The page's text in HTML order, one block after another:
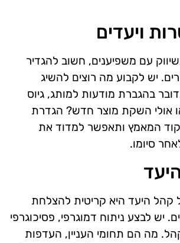
ויעדים
עם משפיענים, חשוב להגדיר
יש לקבוע מה רוצים להשיג
בהגברת מודעות למותג, גיוס
אולי השקת מוצר חדש? הגדרת
המאמץ ותאפשר למדוד את
סיומו.
היעד היא קריטית להצלחת
יש לבצע ניתוח דמוגרפי, פסיכוגרפי
מה הם תחומי העניין, העדפות